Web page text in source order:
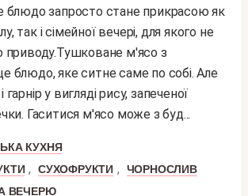
блюдо запросто стане прикрасою як
так і сімейної вечері, для якого не
приводу.Тушковане м'ясо з
блюдо, яке ситне саме по собі. Але
у вигляді рису, запеченої
Гаситися м'ясо може з буд...
КУХНЯ
, СУХОФРУКТИ ,
ЧОРНОСЛИВ
ВЕЧЕРЮ